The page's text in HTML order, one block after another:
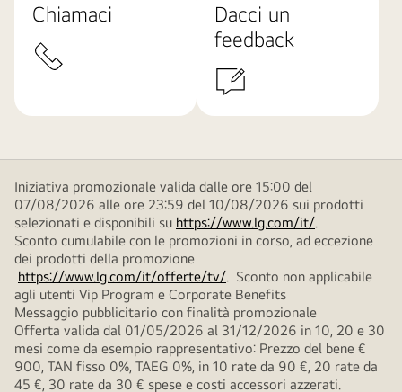
Chiamaci
Dacci un
feedback
Iniziativa promozionale valida dalle ore 15:00 del
07/08/2026 alle ore 23:59 del 10/08/2026 sui prodotti
selezionati e disponibili su https://www.lg.com/it/.
Sconto cumulabile con le promozioni in corso, ad eccezione
dei prodotti della promozione
https://www.lg.com/it/offerte/tv/. Sconto non applicabile
agli utenti Vip Program e Corporate Benefits
Messaggio pubblicitario con finalità promozionale
Offerta valida dal 01/05/2026 al 31/12/2026 in 10, 20 e 30
mesi come da esempio rappresentativo: Prezzo del bene €
900, TAN fisso 0%, TAEG 0%, in 10 rate da 90 €, 20 rate da
45 €, 30 rate da 30 € spese e costi accessori azzerati.